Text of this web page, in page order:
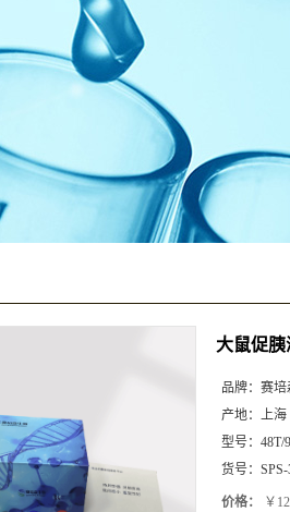
大鼠促胰
品牌： 赛培
产地： 上海
型号： 48T/
货号：
价格： ￥